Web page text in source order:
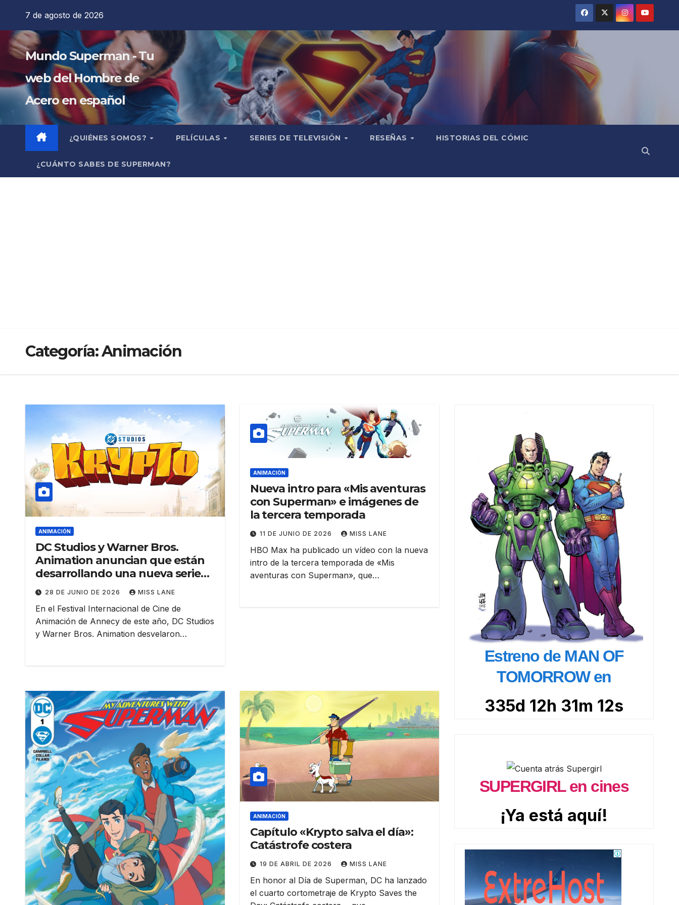
contenido
7 de agosto de 2026
Mundo Superman - Tu
web del Hombre de
Acero en español
¿QUIÉNES SOMOS? PELÍCULAS SERIES DE TELEVISIÓN RESEÑAS HISTORIAS DEL CÓMIC
¿CUÁNTO SABES DE SUPERMAN?
Categoría:Animación
ANIMACIÓN
DC Studios y Warner Bros.
Animation anuncian que están
desarrollando una nueva serie
sobre Krypto
28 DE JUNIO DE 2026 MISS LANE
En el Festival Internacional de Cine de
Animación de Annecy de este año, DC Studios
y Warner Bros. Animation desvelaron…
ANIMACIÓN
Nueva intro para «Mis aventuras
con Superman» e imágenes de
la tercera temporada
11 DE JUNIO DE 2026 MISS LANE
HBO Max ha publicado un vídeo con la nueva
intro de la tercera temporada de «Mis
aventuras con Superman», que…
ANIMACIÓN
Capítulo «Krypto salva el día»:
Catástrofe costera
19 DE ABRIL DE 2026 MISS LANE
En honor al Día de Superman, DC ha lanzado
el cuarto cortometraje de Krypto Saves the
Estreno de MAN OF
TOMORROW en
335d 12h 31m 10s
SUPERGIRL en cines
¡Ya está aquí!